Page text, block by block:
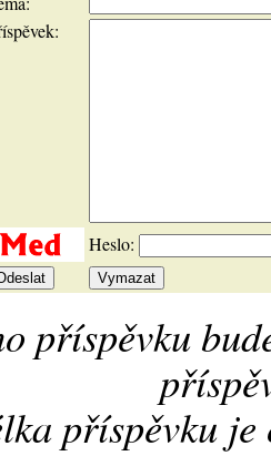
Heslo:
příspěvku
příspěvku je